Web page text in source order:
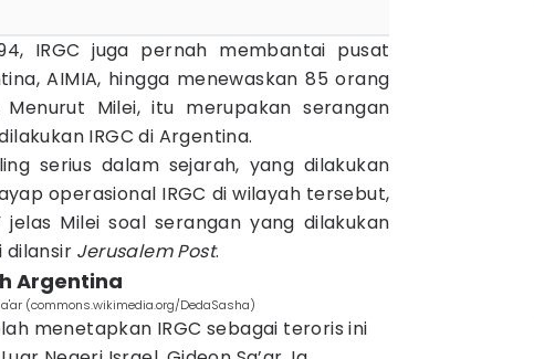
IRGC juga pernah membantai pusat
AIMIA, hingga menewaskan 85 orang
Milei, itu merupakan serangan
IRGC di Argentina.
serius dalam sejarah, yang dilakukan
operasional IRGC di wilayah tersebut,
jelas Milei soal serangan yang dilakukan
dilansir Jerusalem Post.
Argentina
(commons.wikimedia.org/DedaSasha)
menetapkan IRGC sebagai teroris ini